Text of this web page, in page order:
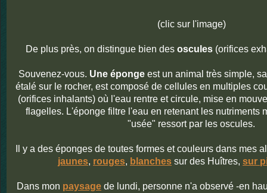
(clic sur l'image)
De plus près, on distingue bien des oscules (orifices
Souvenez-vous. Une épongeest un animal très simple,
étalé sur le rocher, est composé de cellules en multiples
(orifices inhalants) où l'eau rentre et circule, mise en
flagelles. L'éponge filtre l'eau en retenant les nutriments
"usée" ressort par les oscules.
Il y a des éponges de toutes formes et couleurs dans mes
jaunes, rouges, blanches sur des Huîtres, sur
Dans mon paysage de lundi, personne n'a observé -en